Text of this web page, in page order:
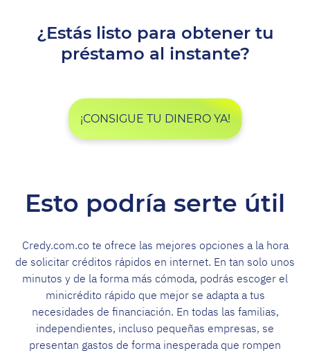
¿Estás listo para obtener tu
préstamo al instante?
¡CONSIGUE TU DINERO YA!
Esto podría serte útil
Credy.com.co te ofrece las mejores opciones a la hora
de solicitar créditos rápidos en internet. En tan solo unos
minutos y de la forma más cómoda, podrás escoger el
minicrédito rápido que mejor se adapta a tus
necesidades de financiación. En todas las familias,
independientes, incluso pequeñas empresas, se
presentan gastos de forma inesperada que rompen